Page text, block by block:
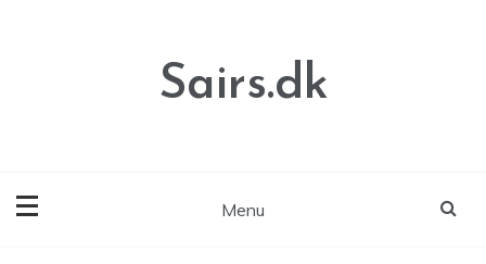
Sairs.dk
Menu